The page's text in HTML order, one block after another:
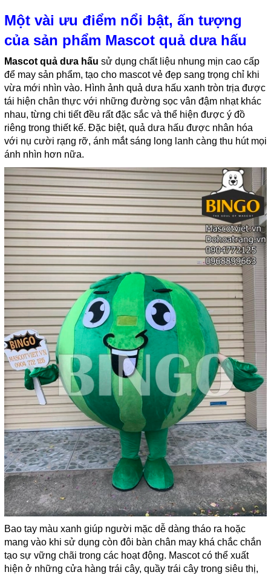
Một vài ưu điểm nổi bật, ấn tượng
của sản phẩm Mascot quả dưa hấu
Mascot quả dưa hấu sử dụng chất liệu nhung mịn cao cấp
để may sản phẩm, tạo cho mascot vẻ đẹp sang trọng chỉ khi
vừa mới nhìn vào. Hình ảnh quả dưa hấu xanh tròn trịa được
tái hiện chân thực với những đường sọc vân đậm nhạt khác
nhau, từng chi tiết đều rất đặc sắc và thể hiện được ý đồ
riêng trong thiết kế. Đặc biệt, quả dưa hấu được nhân hóa
với nụ cười rạng rỡ, ánh mắt sáng long lanh càng thu hút mọi
ánh nhìn hơn nữa.
Bao tay màu xanh giúp người mặc dễ dàng tháo ra hoặc
mang vào khi sử dụng còn đôi bàn chân may khá chắc chắn
tạo sự vững chãi trong các hoạt động. Mascot có thể xuất
hiện ở những cửa hàng trái cây, quầy trái cây trong siêu thị,